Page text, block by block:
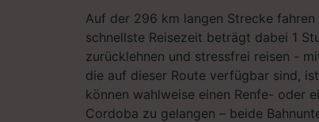
Auf der 296 km langen Strecke
schnellste Reisezeit beträgt dabei 1
zurücklehnen und stressfrei reisen -
die auf dieser Route verfügbar sind,
können wahlweise einen Renfe- oder
Cordoba zu gelangen – beide